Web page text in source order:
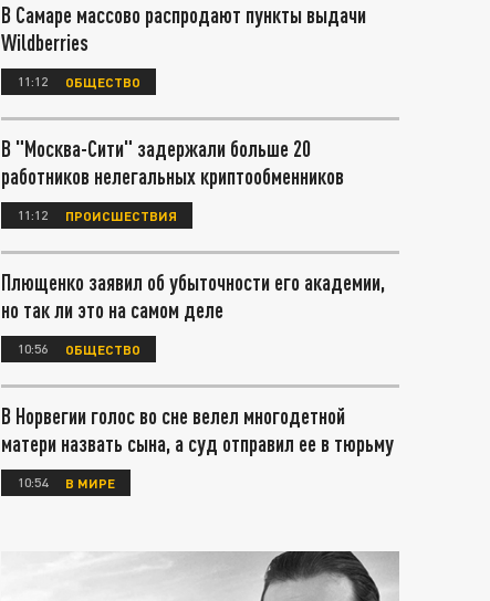
В Самаре массово распродают пункты выдачи
Wildberries
11:12 ОБЩЕСТВО
В "Москва-Сити" задержали больше 20
работников нелегальных криптообменников
11:12 ПРОИСШЕСТВИЯ
Плющенко заявил об убыточности его академии,
но так ли это на самом деле
10:56 ОБЩЕСТВО
В Норвегии голос во сне велел многодетной
матери назвать сына, а суд отправил ее в тюрьму
10:54 В МИРЕ